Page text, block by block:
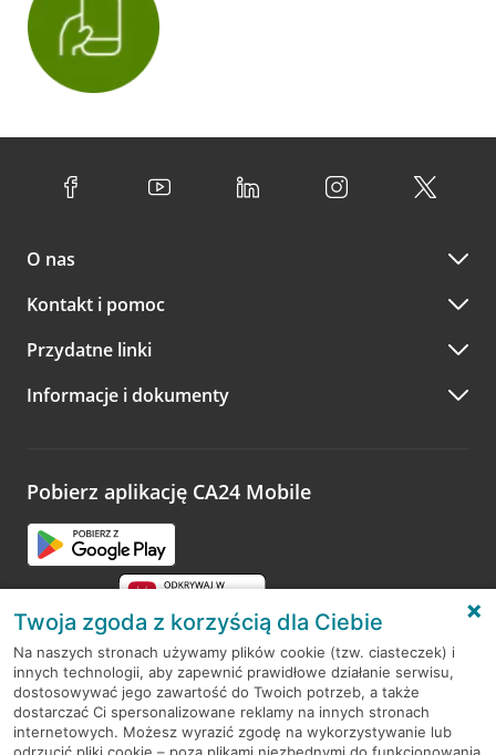
O nas
Kontakt i pomoc
Przydatne linki
Informacje i dokumenty
Pobierz aplikację CA24 Mobile
RODO
Regulamin serwisu
Twoja zgoda z korzyścią dla Ciebie
Na naszych stronach używamy plików cookie (tzw. ciasteczek) i
innych technologii, aby zapewnić prawidłowe działanie serwisu,
dostosowywać jego zawartość do Twoich potrzeb, a także
dostarczać Ci spersonalizowane reklamy na innych stronach
internetowych. Możesz wyrazić zgodę na wykorzystywanie lub